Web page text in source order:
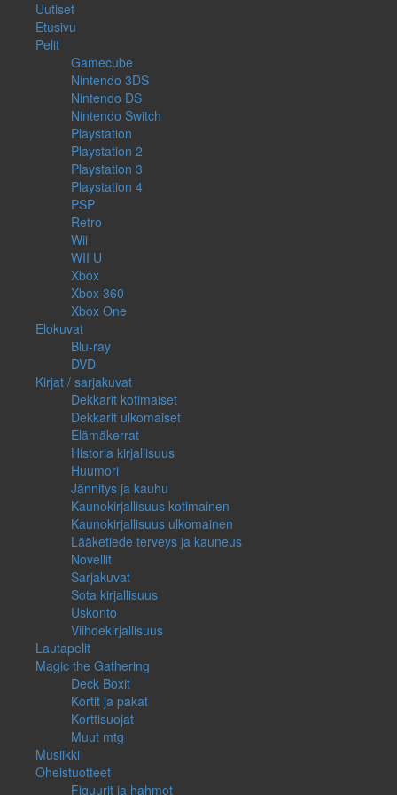
Uutiset
Etusivu
Pelit
Gamecube
Nintendo 3DS
Nintendo DS
Nintendo Switch
Playstation
Playstation 2
Playstation 3
Playstation 4
PSP
Retro
Wii
WII U
Xbox
Xbox 360
Xbox One
Elokuvat
Blu-ray
DVD
Kirjat / sarjakuvat
Dekkarit kotimaiset
Dekkarit ulkomaiset
Elämäkerrat
Historia kirjallisuus
Huumori
Jännitys ja kauhu
Kaunokirjallisuus kotimainen
Kaunokirjallisuus ulkomainen
Lääketiede terveys ja kauneus
Novellit
Sarjakuvat
Sota kirjallisuus
Uskonto
Viihdekirjallisuus
Lautapelit
Magic the Gathering
Deck Boxit
Kortit ja pakat
Korttisuojat
Muut mtg
Musiikki
Oheistuotteet
Figuurit ja hahmot